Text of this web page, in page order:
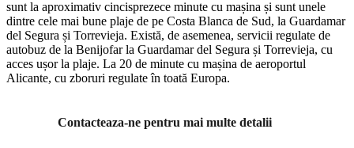
sunt la aproximativ cincisprezece minute cu mașina și sunt unele
dintre cele mai bune plaje de pe Costa Blanca de Sud, la Guardamar
del Segura și Torrevieja. Există, de asemenea, servicii regulate de
autobuz de la Benijofar la Guardamar del Segura și Torrevieja, cu
acces ușor la plaje. La 20 de minute cu mașina de aeroportul
Alicante, cu zboruri regulate în toată Europa.
Contacteaza-ne pentru mai multe detalii